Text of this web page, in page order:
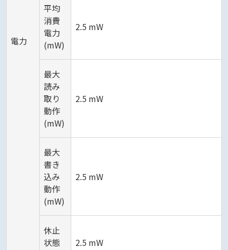
電力
平均
消費
電力
(mW)
2.5 mW
最大
読み
取り
動作
(mW)
2.5 mW
最大
書き
込み
動作
(mW)
2.5 mW
休止
状態
2.5 mW